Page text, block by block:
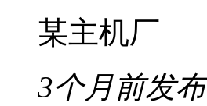
某主机厂
3个月前发布